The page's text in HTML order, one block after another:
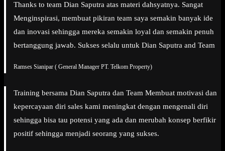
Thanks to team Dian Saputra atas materi dahsyatnya. Sangat
Menginspirasi, membuat pikiran team saya semakin banyak ide
dan inovasi sehingga mereka semakin loyal dan semakin penuh
bertanggung jawab. Sukses selalu untuk Dian Saputra and Team
Ramses Sianipar ( General Manager PT. Telkom Property)
Training bersama Dian Saputra dan Team Membuat motivasi dan
kepercayaan diri sales kami meningkat dengan mengenali diri
sehingga bisa tau potensi yang ada dan merubah konsep berfikir
positif sehingga menjadi seorang yang sukses.